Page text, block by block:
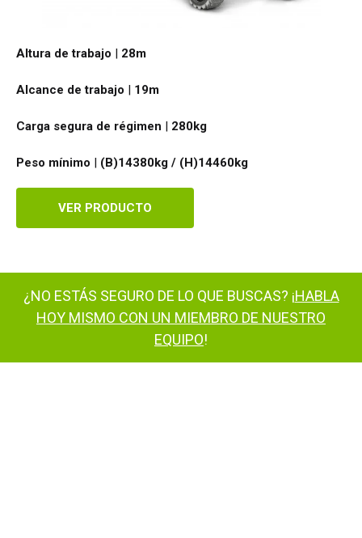
Altura de trabajo | 28m
Alcance de trabajo | 19m
Carga segura de régimen | 280kg
Peso mínimo | (B)14380kg / (H)14460kg
VER PRODUCTO
¿NO ESTÁS SEGURO DE LO QUE BUSCAS? ¡HABLA
HOY MISMO CON UN MIEMBRO DE NUESTRO
EQUIPO!